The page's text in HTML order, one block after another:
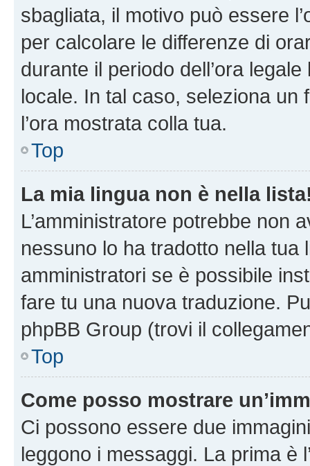
sbagliata, il motivo può essere
per calcolare le differenze di
durante il periodo dell’ora
locale. In tal caso, seleziona
l’ora mostrata colla tua.
Top
La mia lingua non è nella
L’amministratore potrebbe non
nessuno lo ha tradotto nella tua
amministratori se è possibile
fare tu una nuova traduzione.
phpBB Group (trovi il
Top
Come posso mostrare
Ci possono essere due
leggono i messaggi. La prima è